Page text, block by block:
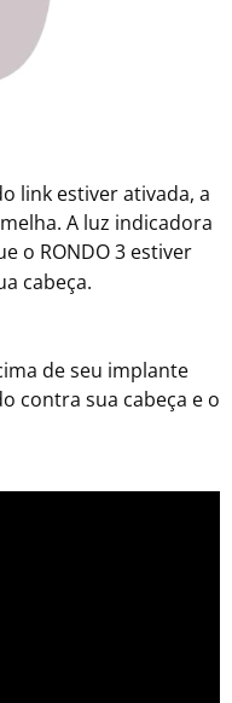
link estiver ativada, a
A luz indicadora
o RONDO 3 estiver
cabeça.
de seu implante
contra sua cabeça e o